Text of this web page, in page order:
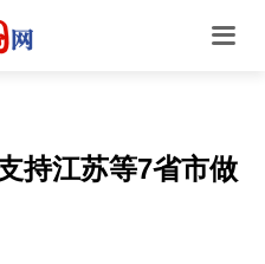
键词
艺术
持江苏等7省市做